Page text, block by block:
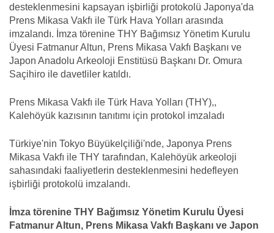
desteklenmesini kapsayan işbirliği protokolü Japonya'da
Prens Mikasa Vakfı ile Türk Hava Yolları arasında
imzalandı. İmza törenine THY Bağımsız Yönetim Kurulu
Üyesi Fatmanur Altun, Prens Mikasa Vakfı Başkanı ve
Japon Anadolu Arkeoloji Enstitüsü Başkanı Dr. Omura
Saçihiro ile davetliler katıldı.
Prens Mikasa Vakfı ile Türk Hava Yolları (THY),,
Kalehöyük kazısının tanıtımı için protokol imzaladı
Türkiye'nin Tokyo Büyükelçiliği'nde, Japonya Prens
Mikasa Vakfı ile THY tarafından, Kalehöyük arkeoloji
sahasındaki faaliyetlerin desteklenmesini hedefleyen
işbirliği protokolü imzalandı.
İmza törenine THY Bağımsız Yönetim Kurulu Üyesi
Fatmanur Altun, Prens Mikasa Vakfı Başkanı ve Japon